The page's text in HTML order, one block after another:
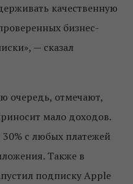
качественную
бизнес-
— сказал
очередь, отмечают,
мало доходов.
с любых платежей
Также в
подписку Apple